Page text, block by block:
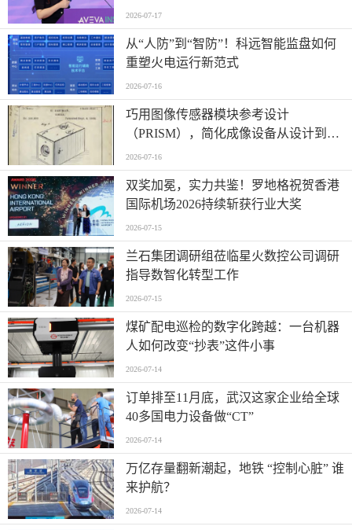
2026-07-17
从“人防”到“智防”！科远智能监盘如何
重塑火电运行新范式
2026-07-16
巧用图像传感器模块参考设计
（PRISM），简化成像设备从设计到制
造的全流程
2026-07-16
双奖加冕，实力共鉴！罗地格祝贺香港
国际机场2026持续斩获行业大奖
2026-07-15
兰石集团调研组莅临星火数控公司调研
指导数智化转型工作
2026-07-15
煤矿配电巡检的数字化跨越：一台机器
人如何改变“抄表”这件小事
2026-07-14
订单排至11月底，武汉这家企业给全球
40多国电力设备做“CT”
2026-07-14
万亿存量翻新潮起，地铁 “控制心脏” 谁
来护航？
2026-07-14